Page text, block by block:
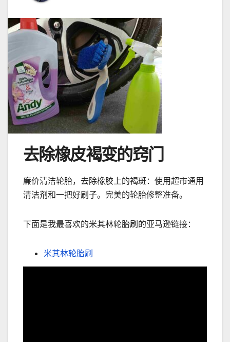
去除橡皮褐变的窍门
廉价清洁轮胎，去除橡胶上的褐斑：使用超市通用
清洁剂和一把好刷子。完美的轮胎修整准备。
下面是我最喜欢的米其林轮胎刷的亚马逊链接：
米其林轮胎刷